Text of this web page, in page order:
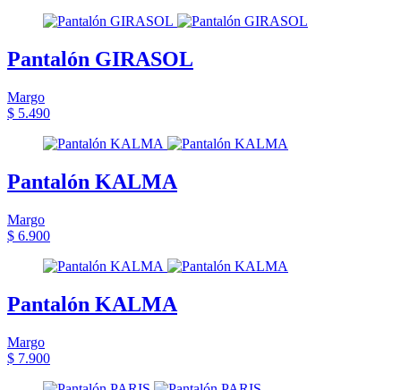
Pantalón GIRASOL
Margo
$ 5.490
Pantalón KALMA
Margo
$ 6.900
Pantalón KALMA
Margo
$ 7.900